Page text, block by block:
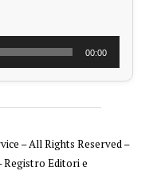
00:00
– All Rights Reserved –
Registro Editori e